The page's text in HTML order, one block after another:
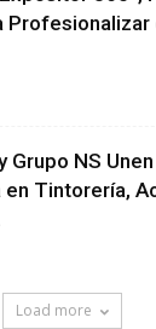
Profesionalizar
Grupo NS
en Tintorería,
Load more